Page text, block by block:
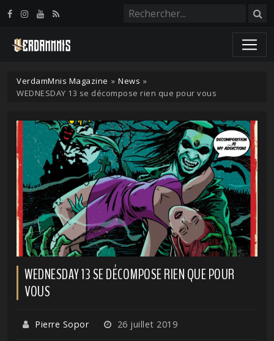
VerdamMnis Magazine » News »
WEDNESDAY 13 se décompose rien que pour vous
WEDNESDAY 13 SE DÉCOMPOSE RIEN QUE POUR
VOUS
Pierre Sopor 26 juillet 2019
Panneau de gestion des cookies